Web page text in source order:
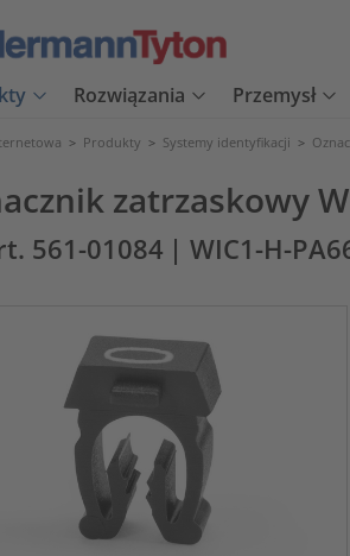
Rozwiązania Przemysł
> Produkty > Systemy identyfikacji >
zatrzaskowy
561-01084 | WIC1-H-